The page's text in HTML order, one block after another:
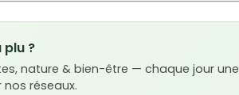
plu ?
nature & bien-être — chaque jour une
réseaux.